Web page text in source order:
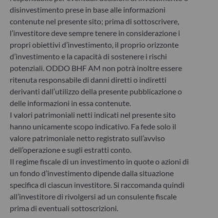
6, rue Gabriel Lippmann
L-5365 Munsbach
Lussemburgo
+352 45 76 76 245
Società di gestione patrimoniale approvata dalla
Commission de Surveillance du Secteur Financier (CSSF) –
Registro commerciale: B 29891
Comunicazione sulle sanzioni dell'UE contro la Russia
Nel quadro delle sanzioni adottate dall’Unione europea per
reagire alla crisi ucraina, Le comunichiamo che,
considerando le disposizioni dei regolamenti UE
n°833/2014 e UE n°398/2022, la sottoscrizione di quote di
fondi gestiti dalla Società di Gestione è vietata ai cittadini
russi o bielorussi, a chiunque risieda fisicamente in Russia o
in Bielorussia o a qualsiasi persona giuridica, entità o
organismo costituito in Russia o in Bielorussia, ad eccezione
dei cittadini di uno Stato membro dell’Unione europea e
disinvestimento prese in base alle informazioni
contenute nel presente sito; prima di sottoscrivere,
l’investitore deve sempre tenere in considerazione i
propri obiettivi d’investimento, il proprio orizzonte
d’investimento e la capacità di sostenere i rischi
potenziali. ODDO BHF AM non potrà inoltre essere
ritenuta responsabile di danni diretti o indiretti
derivanti dall’utilizzo della presente pubblicazione o
delle informazioni in essa contenute.
I valori patrimoniali netti indicati nel presente sito
hanno unicamente scopo indicativo. Fa fede solo il
valore patrimoniale netto registrato sull’avviso
dell’operazione e sugli estratti conto.
Il regime fiscale di un investimento in quote o azioni di
un fondo d’investimento dipende dalla situazione
specifica di ciascun investitore. Si raccomanda quindi
all’investitore di rivolgersi ad un consulente fiscale
prima di eventuali sottoscrizioni.